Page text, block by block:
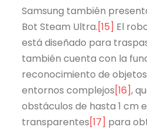
Samsung también
Bot Steam Ultra.[15] El
está diseñado para
también cuenta con la
reconocimiento de
entornos complejos[16],
obstáculos de hasta 1 cm
transparentes[17] para